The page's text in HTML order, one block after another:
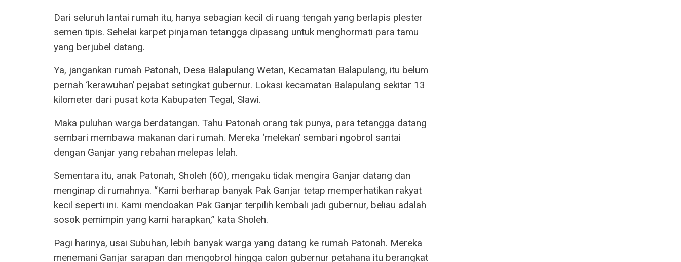
Dari seluruh lantai rumah itu, hanya sebagian kecil di ruang tengah yang berlapis plester
semen tipis. Sehelai karpet pinjaman tetangga dipasang untuk menghormati para tamu
yang berjubel datang.
Ya, jangankan rumah Patonah, Desa Balapulang Wetan, Kecamatan Balapulang, itu belum
pernah ‘kerawuhan’ pejabat setingkat gubernur. Lokasi kecamatan Balapulang sekitar 13
kilometer dari pusat kota Kabupaten Tegal, Slawi.
Maka puluhan warga berdatangan. Tahu Patonah orang tak punya, para tetangga datang
sembari membawa makanan dari rumah. Mereka ‘melekan’ sembari ngobrol santai
dengan Ganjar yang rebahan melepas lelah.
Sementara itu, anak Patonah, Sholeh (60), mengaku tidak mengira Ganjar datang dan
menginap di rumahnya. “Kami berharap banyak Pak Ganjar tetap memperhatikan rakyat
kecil seperti ini. Kami mendoakan Pak Ganjar terpilih kembali jadi gubernur, beliau adalah
sosok pemimpin yang kami harapkan,” kata Sholeh.
Pagi harinya, usai Subuhan, lebih banyak warga yang datang ke rumah Patonah. Mereka
menemani Ganjar sarapan dan mengobrol hingga calon gubernur petahana itu berangkat